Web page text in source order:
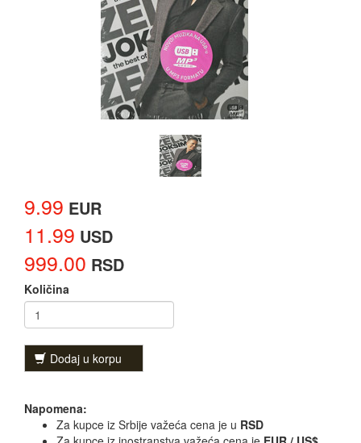
9.99 EUR
11.99 USD
999.00 RSD
Količina
Dodaj u korpu
Napomena:
Za kupce iz Srbije važeća cena je u RSD